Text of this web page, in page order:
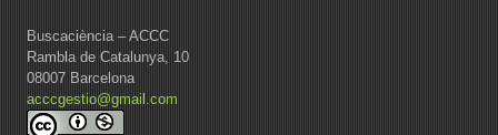
Buscaciència – ACCC
Rambla de Catalunya, 10
08007 Barcelona
acccgestio@gmail.com